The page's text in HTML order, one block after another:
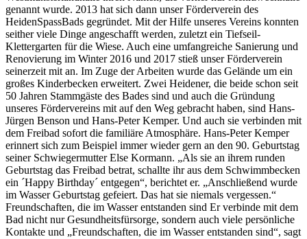
genannt wurde. 2013 hat sich dann unser Förderverein des
HeidenSpassBads gegründet. Mit der Hilfe unseres Vereins konnten
seither viele Dinge angeschafft werden, zuletzt ein Tiefseil-
Klettergarten für die Wiese. Auch eine umfangreiche Sanierung und
Renovierung im Winter 2016 und 2017 stieß unser Förderverein
seinerzeit mit an. Im Zuge der Arbeiten wurde das Gelände um ein
großes Kinderbecken erweitert. Zwei Heidener, die beide schon seit
50 Jahren Stammgäste des Bades sind und auch die Gründung
unseres Fördervereins mit auf den Weg gebracht haben, sind Hans-
Jürgen Benson und Hans-Peter Kemper. Und auch sie verbinden mit
dem Freibad sofort die familiäre Atmosphäre. Hans-Peter Kemper
erinnert sich zum Beispiel immer wieder gern an den 90. Geburtstag
seiner Schwiegermutter Else Kormann. „Als sie an ihrem runden
Geburtstag das Freibad betrat, schallte ihr aus dem Schwimmbecken
ein ´Happy Birthday´ entgegen“, berichtet er. „Anschließend wurde
im Wasser Geburtstag gefeiert. Das hat sie niemals vergessen.“
Freundschaften, die im Wasser entstanden sind Er verbinde mit dem
Bad nicht nur Gesundheitsfürsorge, sondern auch viele persönliche
Kontakte und „Freundschaften, die im Wasser entstanden sind“, sagt